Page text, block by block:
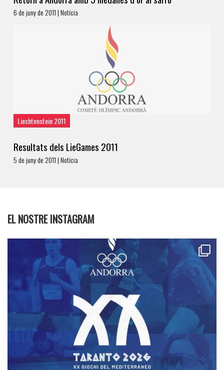
6 de juny de 2011 | Notícia
Liechtenstein 2011
Resultats dels LieGames 2011
5 de juny de 2011 | Notícia
EL NOSTRE INSTAGRAM